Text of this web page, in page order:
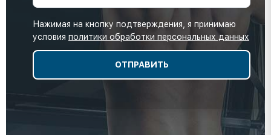
Нажимая на кнопку подтверждения, я принимаю
условия политики обработки персональных данных